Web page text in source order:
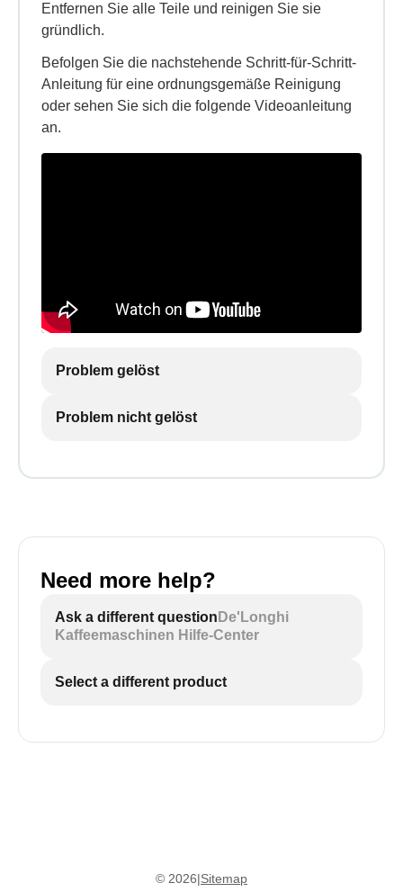
Entfernen Sie alle Teile und reinigen Sie sie
gründlich.
Befolgen Sie die nachstehende Schritt-für-Schritt-
Anleitung für eine ordnungsgemäße Reinigung
oder sehen Sie sich die folgende Videoanleitung
an.
Problem gelöst
Problem nicht gelöst
Need more help?
Ask a different question De'Longhi
Kaffeemaschinen Hilfe-Center
Select a different product
© 2026|Sitemap